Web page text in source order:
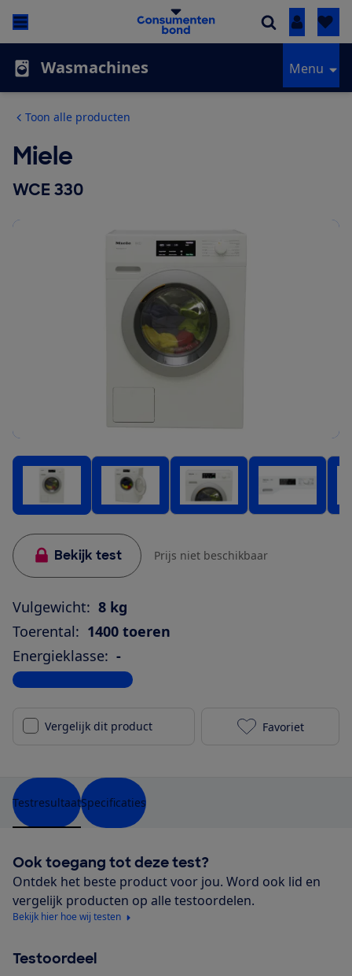
Inloggen
Wasmachines Menu
Toon alle producten
Miele
WCE 330
Bekijk test Prijs niet beschikbaar
Vulgewicht: 8 kg
Toerental: 1400 toeren
Energieklasse: -
Bekijk alle specificaties
Vergelijk dit product Miele WCE
Favoriet
TestresultaatSpecificaties
Ook toegang tot deze test?
Ontdek het beste product voor jou. Word ook lid en
vergelijk producten op alle testoordelen.
Bekijk hier hoe wij testen
Testoordeel